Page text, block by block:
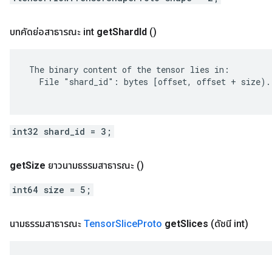
บทคัดย่อสาธารณะ int getShardId ()
The binary content of the tensor lies in:
   File "shard_id": bytes [offset, offset + size).
int32 shard_id = 3;
getSize ยาวนามธรรมสาธารณะ ()
int64 size = 5;
นามธรรมสาธารณะ TensorSliceProto getSlices (ดัชนี int)